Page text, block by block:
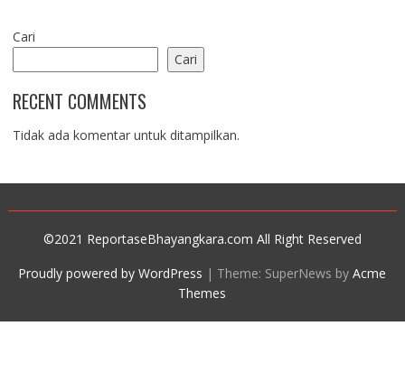
Cari
Cari
RECENT COMMENTS
Tidak ada komentar untuk ditampilkan.
©2021 ReportaseBhayangkara.com All Right Reserved
Proudly powered by WordPress | Theme: SuperNews byAcme
Themes